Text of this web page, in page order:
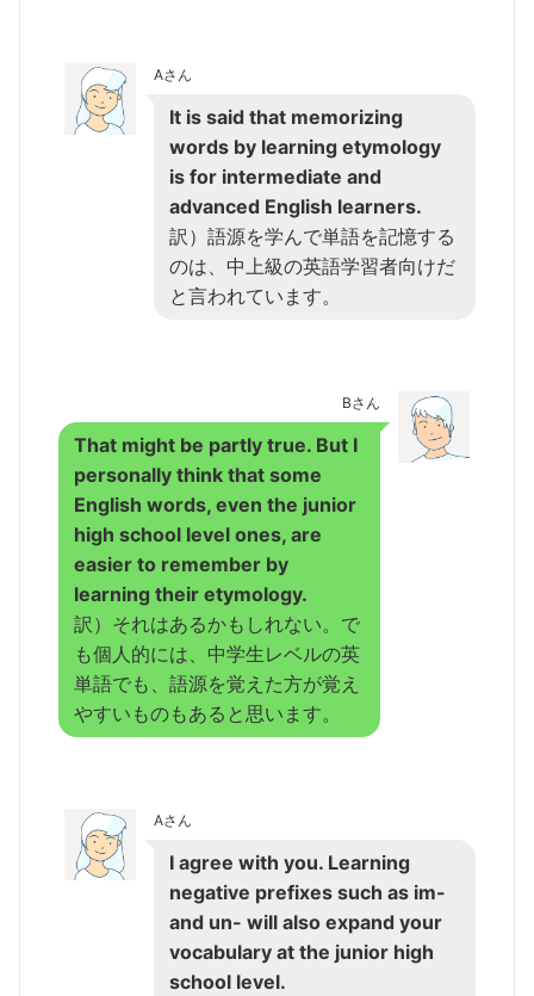
Aさん
It is said that memorizing
words by learning etymology
is for intermediate and
advanced English learners.
訳）語源を学んで単語を記憶する
のは、中上級の英語学習者向けだ
と言われています。
Bさん
That might be partly true. But I
personally think that some
English words, even the junior
high school level ones, are
easier to remember by
learning their etymology.
訳）それはあるかもしれない。で
も個人的には、中学生レベルの英
単語でも、語源を覚えた方が覚え
やすいものもあると思います。
Aさん
I agree with you. Learning
negative prefixes such as im-
and un- will also expand your
vocabulary at the junior high
school level.